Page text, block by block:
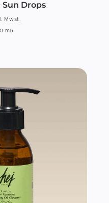
Sun Drops
Mwst.
ml)